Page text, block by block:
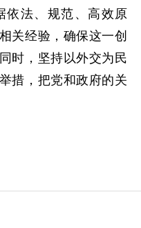
依法、规范、高效原
关经验，确保这一创
时，坚持以外交为民
措，把党和政府的关